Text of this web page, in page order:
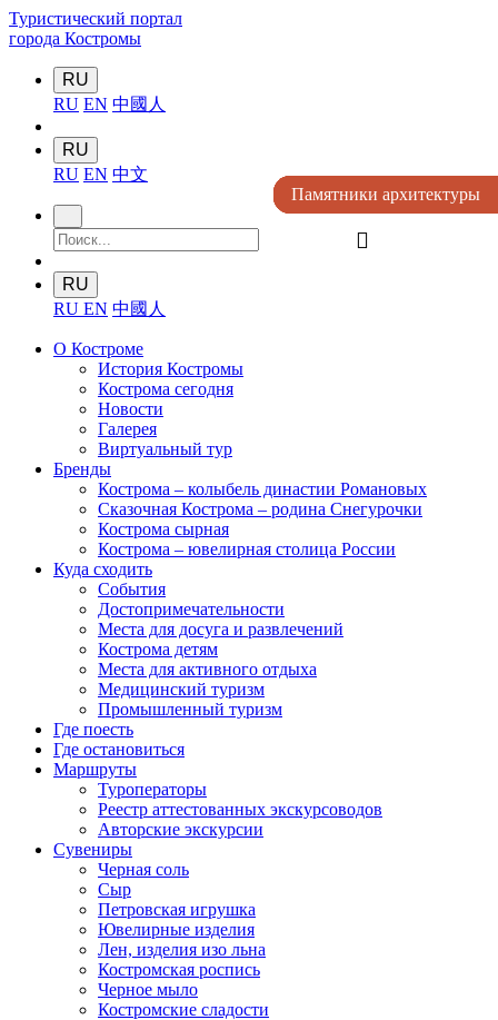
Туристический портал
города Костромы
RU
RU EN 中國人
RU
RU EN 中文
󰍉
RU
RU EN 中國人
О Костроме
История Костромы
Кострома сегодня
Новости
Галерея
Виртуальный тур
Бренды
Кострома – колыбель династии Романовых
Сказочная Кострома – родина Снегурочки
Кострома сырная
Кострома – ювелирная столица России
Куда сходить
События
Достопримечательности
Места для досуга и развлечений
Кострома детям
Места для активного отдыха
Медицинский туризм
Промышленный туризм
Где поесть
Где остановиться
Маршруты
Туроператоры
Реестр аттестованных экскурсоводов
Авторские экскурсии
Сувениры
Черная соль
Сыр
Петровская игрушка
Ювелирные изделия
Лен, изделия изо льна
Костромская роспись
Черное мыло
Костромские сладости
Памятники архитектуры
Памятники архитектуры
Памятники архитектуры
Памятники архитектуры
Памятники архитектуры